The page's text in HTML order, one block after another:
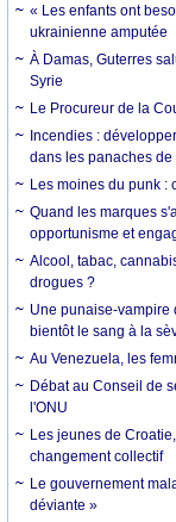
« Les enfants ont
ukrainienne amputée
À Damas, Guterres
Syrie
Le Procureur de la
Incendies :
dans les panaches de
Les moines du punk :
Quand les marques
opportunisme et
Alcool, tabac,
drogues ?
Une punaise-vampire
bientôt le sang à la
Au Venezuela, les
Débat au Conseil de
l'ONU
Les jeunes de
changement collectif
Le gouvernement
déviante »